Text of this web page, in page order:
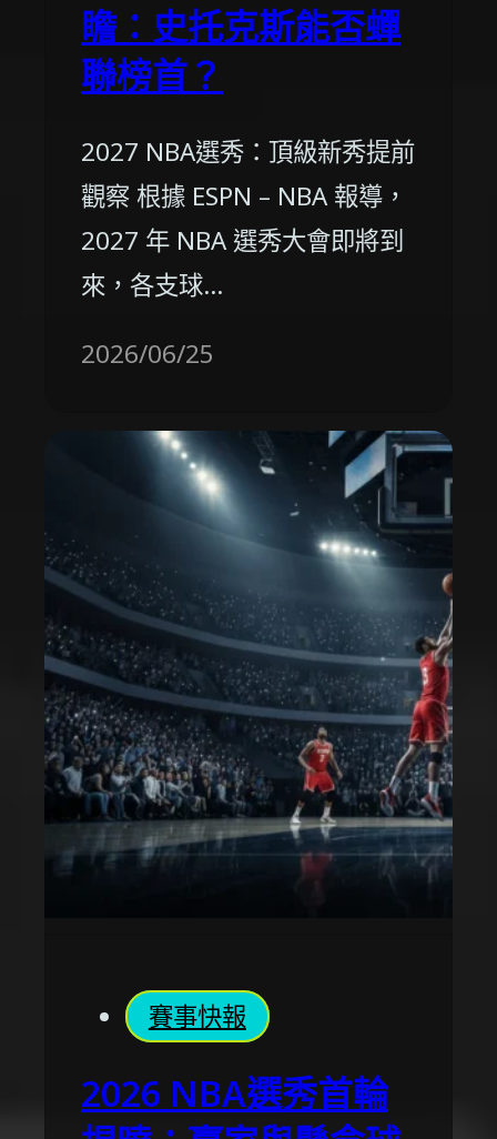
瞻：史托克斯能否蟬
聯榜首？
2027 NBA選秀：頂級新秀提前
觀察 根據 ESPN – NBA 報導，
2027 年 NBA 選秀大會即將到
來，各支球…
2026/06/25
賽事快報
2026 NBA選秀首輪